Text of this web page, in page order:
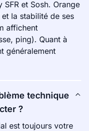
et Sosh. Orange
la stabilité de ses
affichent
ping). Quant à
généralement
technique
?
est toujours votre